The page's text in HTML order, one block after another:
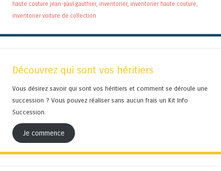
haute couture jean-paul gauthier, inventorier, inventorier haute couture,
inventorier voiture de collection
Découvrez qui sont vos héritiers
Vous désirez savoir qui sont vos héritiers et comment se déroule une
succession ? Vous pouvez réaliser sans aucun frais un Kit Info
Succession.
Je commence